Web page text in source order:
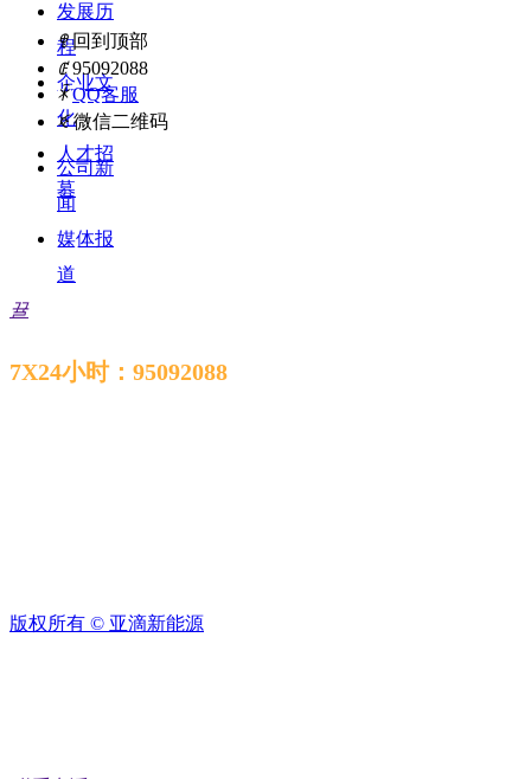
发展历
程
企业文
化
人才招
募
关于亚滴
公司新
闻
媒体报
道
新闻中心
뀰
7X24小时：95092088
版权所有 © 亚滴新能源
ꁸ 回到顶部
ꂅ 95092088
ꁗ QQ客服
ꀥ 微信二维码